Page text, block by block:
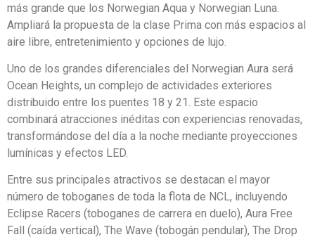
más grande que los Norwegian Aqua y Norwegian Luna.
Ampliará la propuesta de la clase Prima con más espacios al
aire libre, entretenimiento y opciones de lujo.
Uno de los grandes diferenciales del Norwegian Aura será
Ocean Heights, un complejo de actividades exteriores
distribuido entre los puentes 18 y 21. Este espacio
combinará atracciones inéditas con experiencias renovadas,
transformándose del día a la noche mediante proyecciones
lumínicas y efectos LED.
Entre sus principales atractivos se destacan el mayor
número de toboganes de toda la flota de NCL, incluyendo
Eclipse Racers (toboganes de carrera en duelo), Aura Free
Fall (caída vertical), The Wave (tobogán pendular), The Drop